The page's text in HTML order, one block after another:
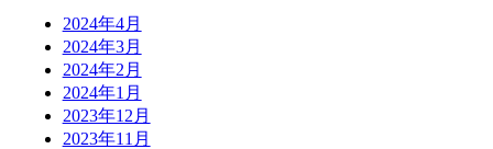
2024年4月
2024年3月
2024年2月
2024年1月
2023年12月
2023年11月